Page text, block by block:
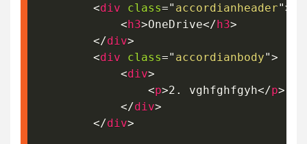
<div class=" accordianheader">
<h3>OneDrive</h3>
</div>
<div class=" accordianbody">
<div>
<p>2. vghfghfgyh</p>
</div>
</div>